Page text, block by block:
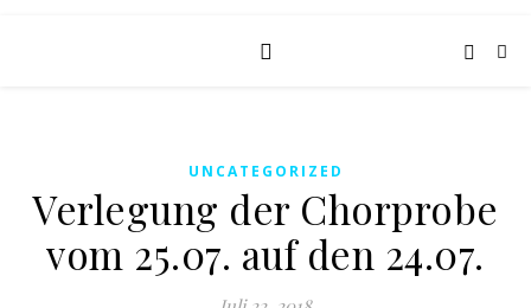
UNCATEGORIZED
Verlegung der Chorprobe
vom 25.07. auf den 24.07.